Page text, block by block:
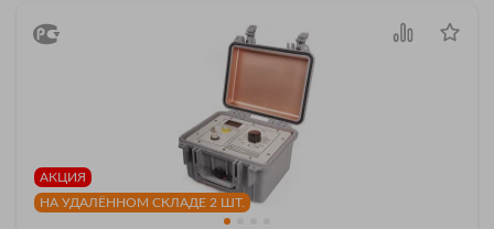
АКЦИЯ
НА УДАЛЁННОМ СКЛАДЕ 2 ШТ.